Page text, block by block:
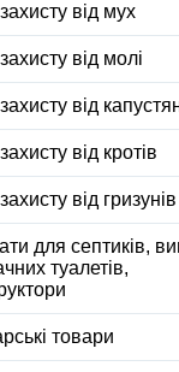
від мух
від молі
від
від кротів
від гризунів
для септиків,
туалетів,
товари